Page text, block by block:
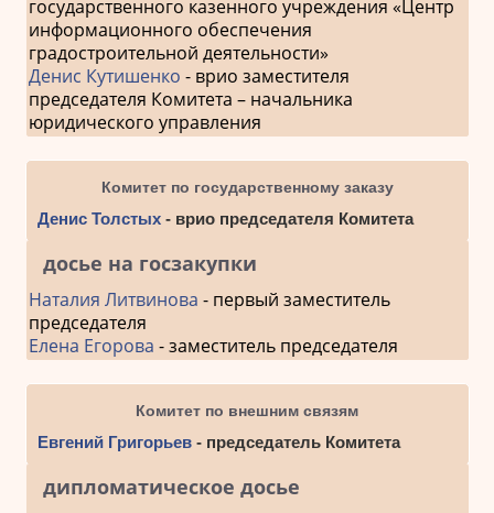
государственного казенного учреждения «Центр
информационного обеспечения
градостроительной деятельности»
Денис Кутишенко - врио заместителя
председателя Комитета – начальника
юридического управления
Комитет по государственному заказу
Денис Толстых- врио председателя Комитета
досье на госзакупки
Наталия Литвинова - первый заместитель
председателя
Елена Егорова - заместитель председателя
Комитет по внешним связям
Евгений Григорьев- председатель Комитета
дипломатическое досье